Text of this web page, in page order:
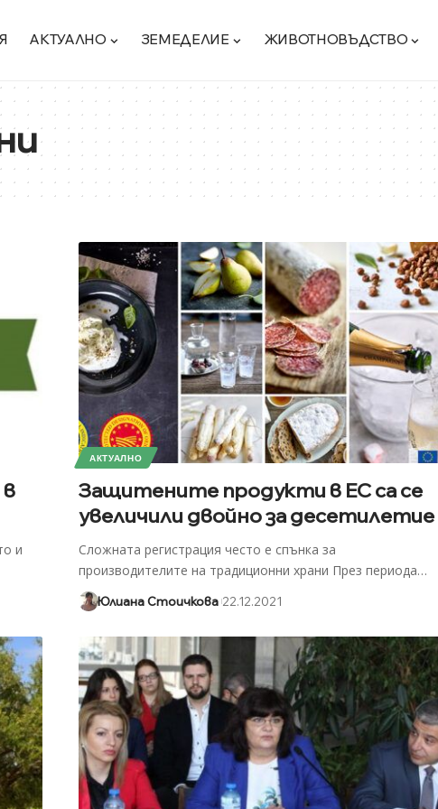
АКТУАЛНО ЗЕМЕДЕЛИЕ ЖИВОТНОВЪДСТВО
и
АКТУАЛНО
Защитените продукти в ЕС са се
увеличили двойно за десетилетие
Сложната регистрация често е спънка за
производителите на традиционни храни През периода…
Юлиана Стоичкова 22.12.2021